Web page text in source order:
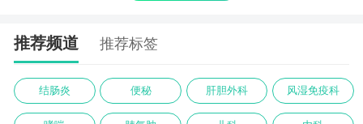
推荐频道 推荐标签
结肠炎 便秘 肝胆外科 风湿免疫科